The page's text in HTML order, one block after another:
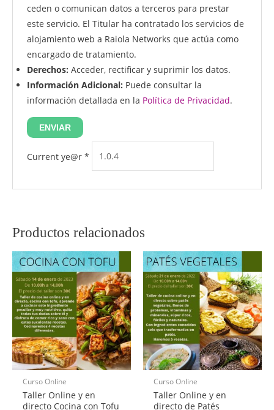
ceden o comunican datos a terceros para prestar
este servicio. El Titular ha contratado los servicios de
alojamiento web a Raiola Networks que actúa como
encargado de tratamiento.
Derechos: Acceder, rectificar y suprimir los datos.
Información Adicional: Puede consultar la
información detallada en la Política de Privacidad.
Current ye@r*
Productos relacionados
Curso Online
Taller Online y en
directo Cocina con Tofu
Curso Online
Taller Online y en
directo de Patés